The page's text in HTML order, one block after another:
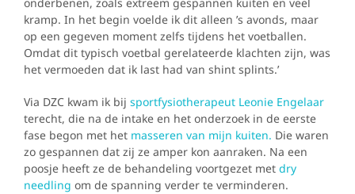
kramp. In het begin voelde ik dit alleen ’s avonds, maar
op een gegeven moment zelfs tijdens het voetballen.
Omdat dit typisch voetbal gerelateerde klachten zijn, was
het vermoeden dat ik last had van shint splints.’
Via DZC kwam ik bij sportfysiotherapeut Leonie Engelaar
terecht, die na de intake en het onderzoek in de eerste
fase begon met het masseren van mijn kuiten. Die waren
zo gespannen dat zij ze amper kon aanraken. Na een
poosje heeft ze de behandeling voortgezet met dry
needling om de spanning verder te verminderen.